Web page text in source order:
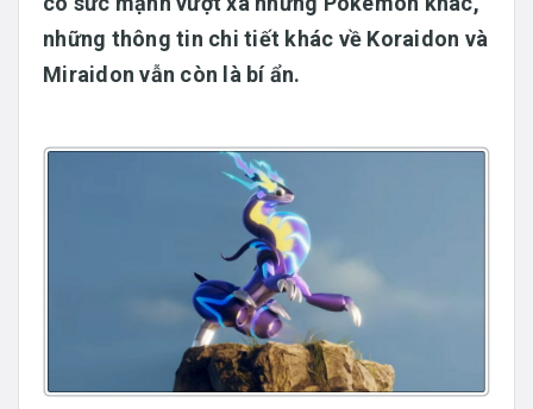
những thông tin chi tiết khác về Koraidon và
Miraidon vẫn còn là bí ẩn.